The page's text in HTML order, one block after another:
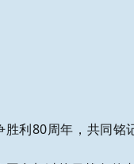
利80周年，共同铭